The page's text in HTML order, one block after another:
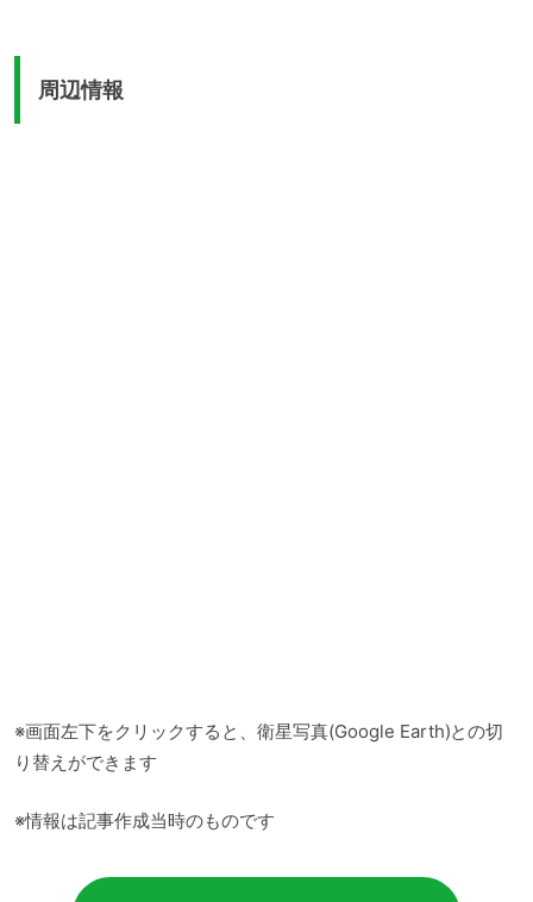
周辺情報
※画面左下をクリックすると、衛星写真(Google Earth)との切
り替えができます
※情報は記事作成当時のものです